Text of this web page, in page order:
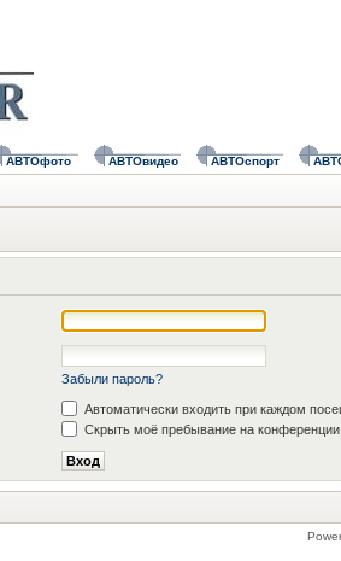
АВТОфото АВТОвидео АВТОспорт
Забыли пароль?
Автоматически входить при каждом
Скрыть моё пребывание на конференции